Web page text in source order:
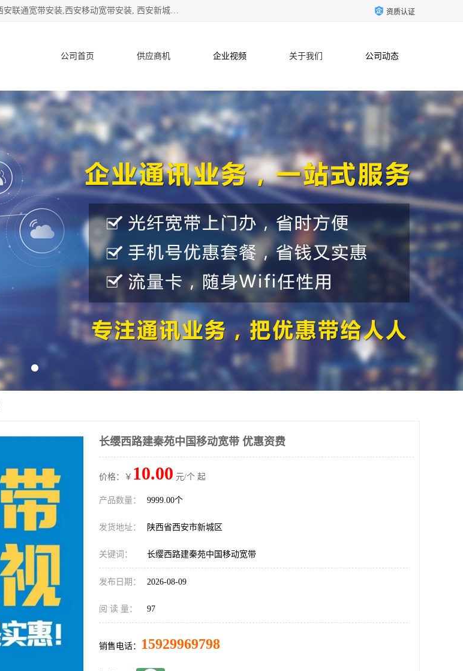
公司主要经营西安电信宽带安装,西安光纤专线安装,西安宽带安装,西安宽带办理,西安联通宽带安装,西安移动宽带安装, 西安新城赛派通讯商行从事西安地区的联通，移动，电信宽带安装，光纤专线安装，宽带办理等业务 资质认证
公司首页 供应商机 企业视频 关于我们 公司动态
产品知识 客户案例 联系方式
长缨西路建秦苑中国移动宽带 优惠资费
价格：￥ 10.00 元/个 起
产品数量： 9999.00个
发货地址： 陕西省西安市新城区
关键词： 长缨西路建秦苑中国移动宽带
发布日期： 2026-08-09
阅 读 量： 97
销售电话： 15929969798